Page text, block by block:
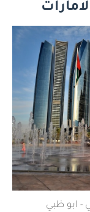
- ابو ظبي